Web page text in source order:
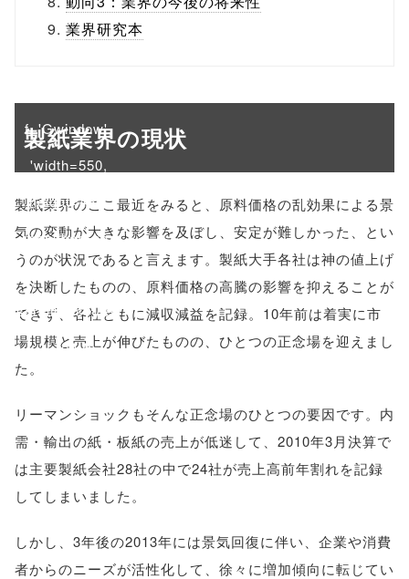
/1074747"
f, 'Gwindow',
'width=550,
height=450,
menubar=no,
scrollbars=yes'
); return
業界研究本
製紙業界の現状
製紙業界のここ最近をみると、原料価格の乱効果による景
気の変動が大きな影響を及ぼし、安定が難しかった、とい
うのが状況であると言えます。製紙大手各社は神の値上げ
を決断したものの、原料価格の高騰の影響を抑えることが
できず、各社ともに減収減益を記録。10年前は着実に市
場規模と売上が伸びたものの、ひとつの正念場を迎えまし
た。
リーマンショックもそんな正念場のひとつの要因です。内
需・輸出の紙・板紙の売上が低迷して、2010年3月決算で
は主要製紙会社28社の中で24社が売上高前年割れを記録
してしまいました。
しかし、3年後の2013年には景気回復に伴い、企業や消費
者からのニーズが活性化して、徐々に増加傾向に転じてい